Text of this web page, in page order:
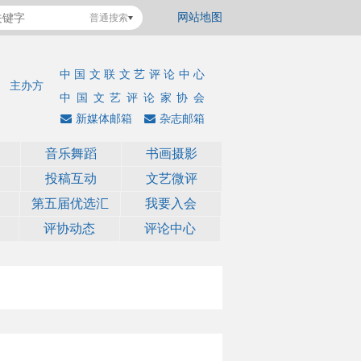
网站地图
普通搜索
中国文联文艺评论中心
中国文艺评论家协会
主办方
杂志邮箱
新媒体邮箱
音乐舞蹈
书画摄影
投稿互动
文艺微评
第五届优选汇
我要入会
评协动态
评论中心